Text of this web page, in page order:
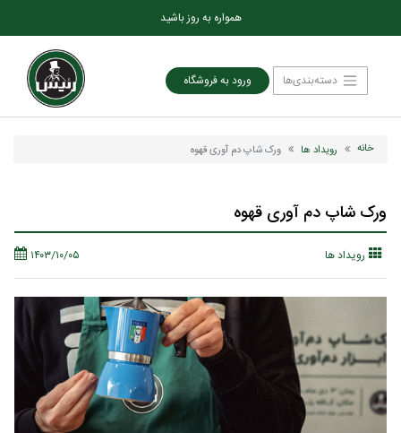
همواره به روز باشید
دسته‌بندی‌ها ورود به فروشگاه
خانه رویداد ها ورک شاپ دم آوری قهوه
ورک شاپ دم آوری قهوه
رویداد ها ۱۴۰۳/۱۰/۰۵